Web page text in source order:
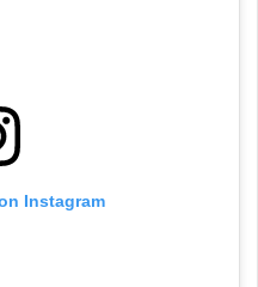
Instagram